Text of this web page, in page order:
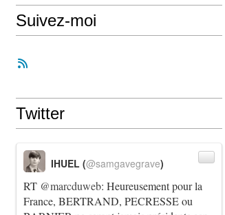
Suivez-moi
Twitter
RT @marcduweb: Heureusement pour la
France, BERTRAND, PECRESSE ou
IHUEL (@samgavegrave)